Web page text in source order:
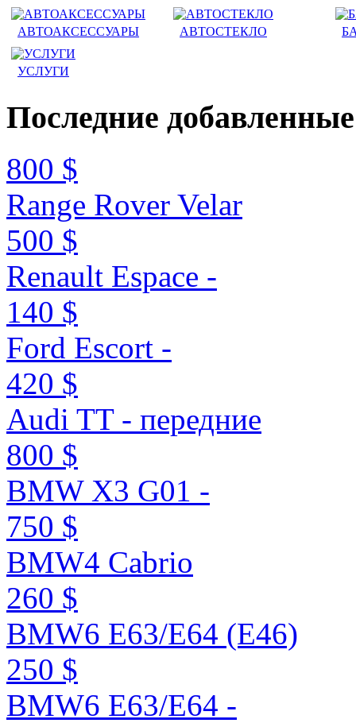
АВТОАКСЕССУАРЫ АВТОСТЕКЛО
УСЛУГИ
Последние добавленные
800 $
Range Rover Velar
500 $
Renault Espace -
140 $
Ford Escort -
420 $
Audi TT - передние
800 $
BMW X3 G01 -
750 $
BMW4 Cabrio
260 $
BMW6 E63/E64 (E46)
250 $
BMW6 E63/E64 -